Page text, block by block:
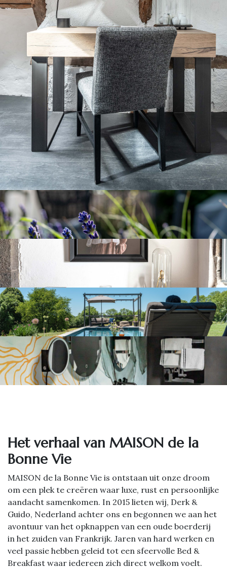
Het ve​rhaal van MAISON de la
Bonne Vie
MAISON de la Bonne Vie is ontstaan uit onze droom
om een plek te creëren waar luxe, rust en persoonlijke
aandacht samenkomen. In 2015 lieten wij, Derk &
Guido, Nederland achter ons en begonnen we aan het
avontuur van het opknappen van een oude boerderij
in het zuiden van Frankrijk. Jaren van hard werken en
veel passie hebben geleid tot een sfeervolle Bed &
Breakfast waar iedereen zich direct welkom voelt.